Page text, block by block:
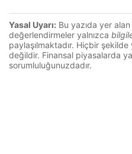
Yasal Uyarı: Bu yazıda yer
değerlendirmeler yalnızca
paylaşılmaktadır. Hiçbir
değildir. Finansal piyasalarda
sorumluluğunuzdadır.